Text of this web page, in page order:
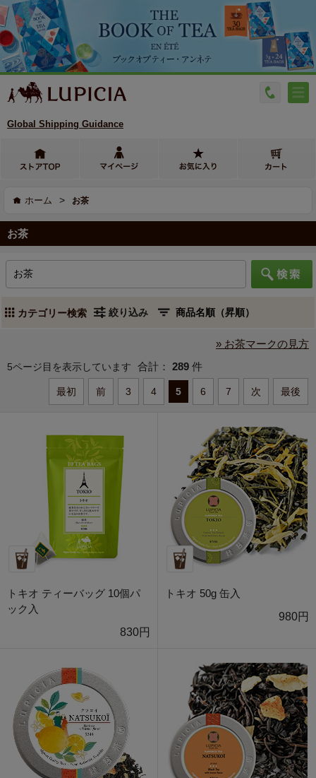
Global Shipping Guidance
ホーム > お茶
お茶
カテゴリー検索 絞り込み
» お茶マークの見方
5ページ目を表示しています 合計： 289 件
最初 前 3 4 5 6 7 次 最後
トキオ ティーバッグ 10個パ
ック入
830円
トキオ 50g 缶入
980円